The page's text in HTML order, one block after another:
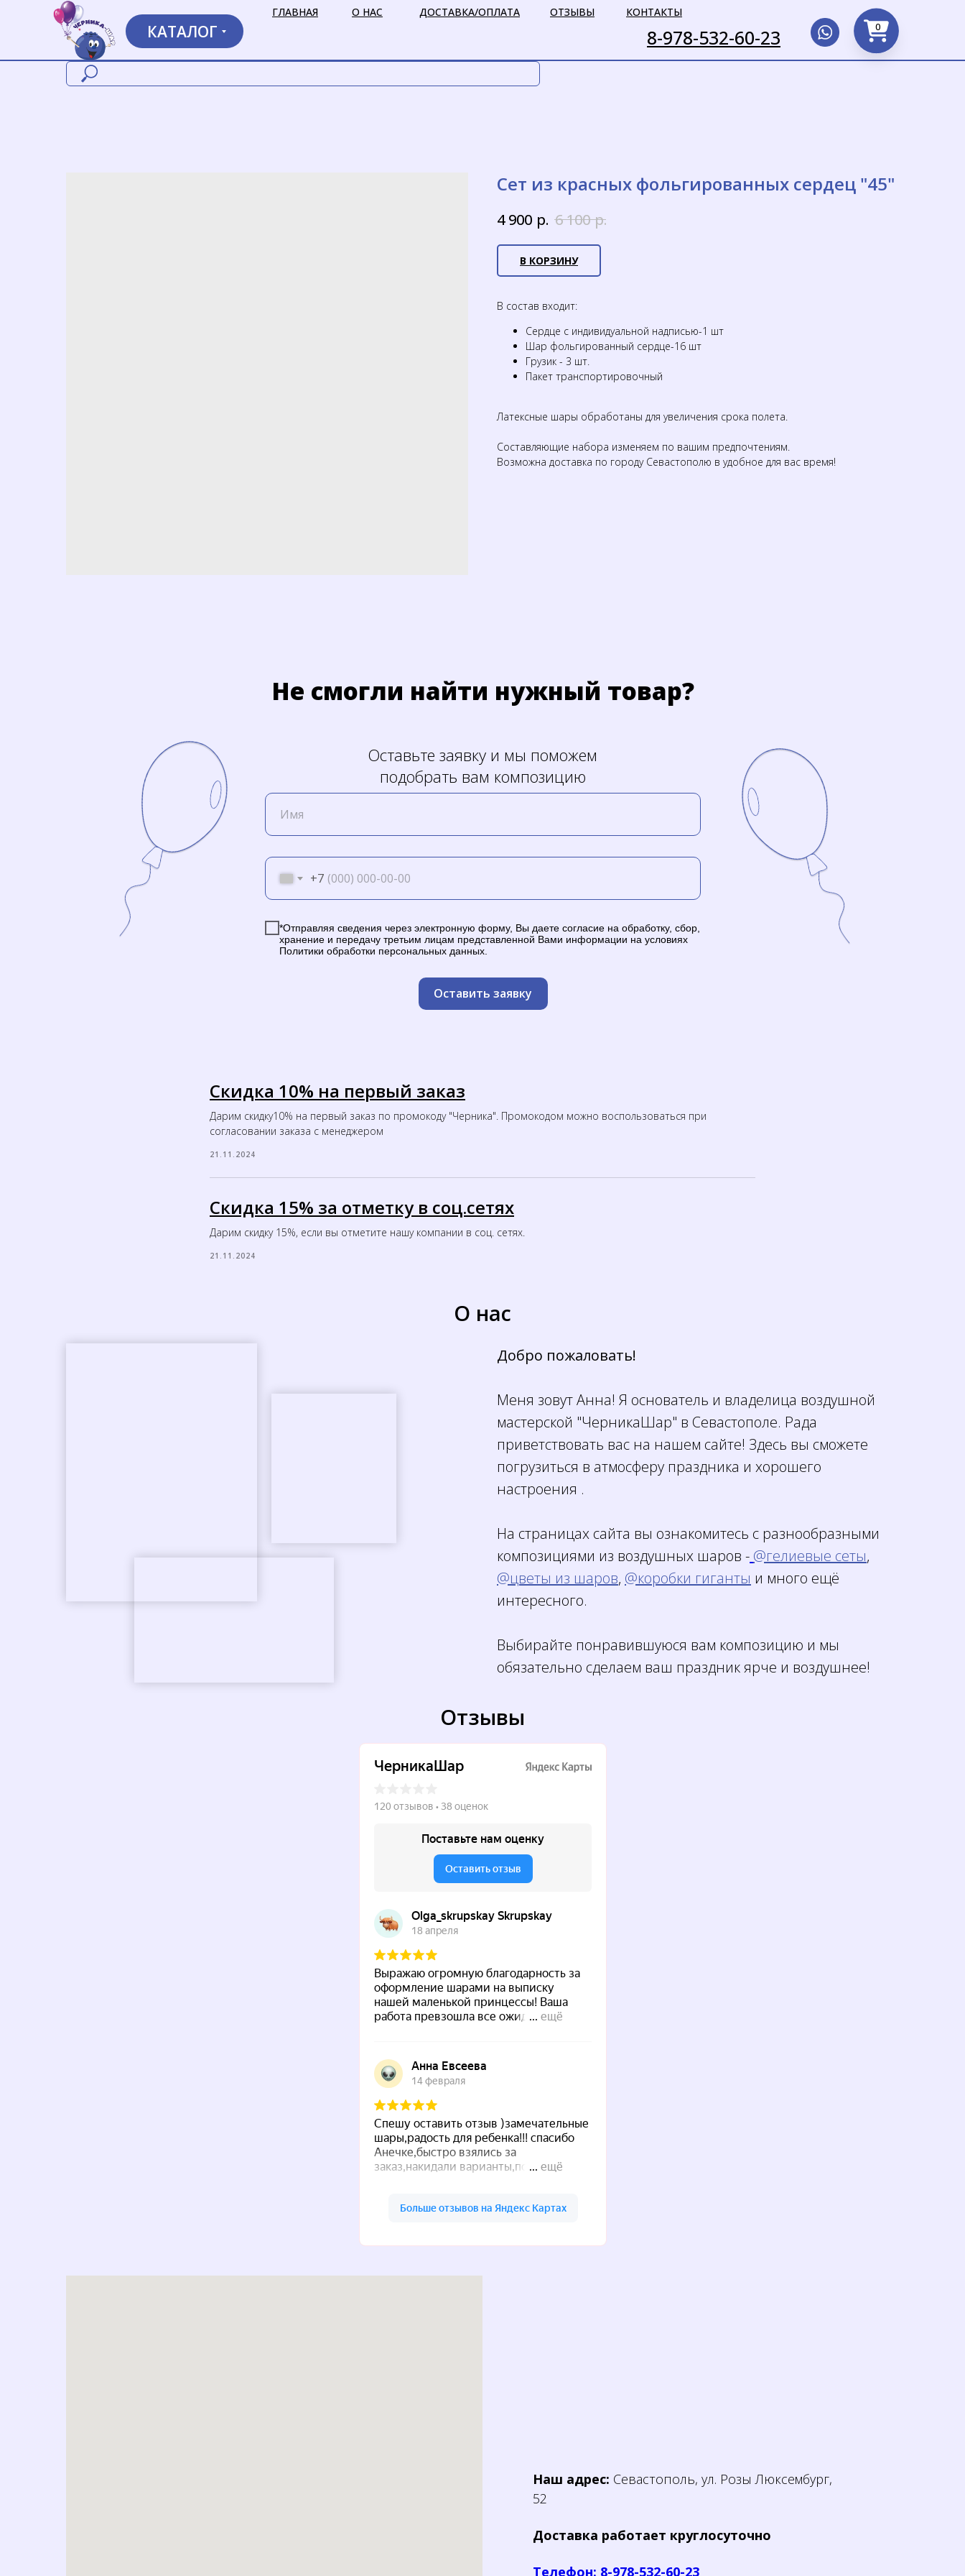
8-978-532-60-23 0
КАТАЛОГ
О НАС
ГЛАВНАЯ ДОСТАВКА/ОПЛАТА ОТЗЫВЫ КОНТАКТЫ
Мы знаем, как сделать ваш праздник незабываемым!
Ответьте на несколько простых вопросов, чтобы мы
Для какого повода вы ищете шары?
Сет из красных фольгированных сердец "45"
4 900 р. 6 100 р.
В КОРЗИНУ
В состав входит:
Сердце с индивидуальной надписью-1 шт
Шар фольгированный сердце-16 шт
Грузик - 3 шт.
Пакет транспортировочный
Латексные шары обработаны для увеличения срока полета.
Составляющие набора изменяем по вашим предпочтениям.
Возможна доставка по городу Севастополю в удобное для вас время!
+7
*Отправляя сведения через электронную форму, Вы даете согласие на обработку, сбор,
хранение и передачу третьим лицам представленной Вами информации на условиях
Политики обработки персональных данных.
Оставить заявку
Не смогли найти нужный товар?
Оставьте заявку и мы поможем
подобрать вам композицию
Скидка 10% на первый заказ
Дарим скидку10% на первый заказ по промокоду "Черника". Промокодом можно воспользоваться при
согласовании заказа с менеджером
21.11.2024
Скидка 15% за отметку в соц.сетях
Дарим скидку 15%, если вы отметите нашу компании в соц. сетях.
21.11.2024
О нас
Добро пожаловать!
Меня зовут Анна! Я основатель и владелица воздушной
мастерской "ЧерникаШар" в Севастополе. Рада
приветствовать вас на нашем сайте! Здесь вы сможете
погрузиться в атмосферу праздника и хорошего
настроения .
На страницах сайта вы ознакомитесь с разнообразными
композициями из воздушных шаров - @гелиевые сеты,
@цветы из шаров, @коробки гиганты и много ещё
интересного.
Выбирайте понравившуюся вам композицию и мы
обязательно сделаем ваш праздник ярче и воздушнее!
Отзывы
Наш адрес: Севастополь, ул. Розы Люксембург,
52
Доставка работает круглосуточно
Телефон: 8-978-532-60-23